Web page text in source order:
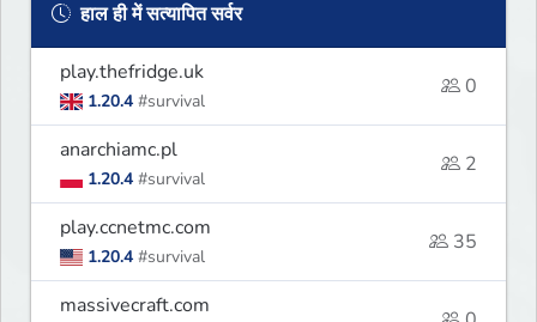
हाल ही में सत्यापित सर्वर
play.thefridge.uk
1.20.4 #survival
0
anarchiamc.pl
1.20.4 #survival
2
play.ccnetmc.com
1.20.4 #survival
35
massivecraft.com